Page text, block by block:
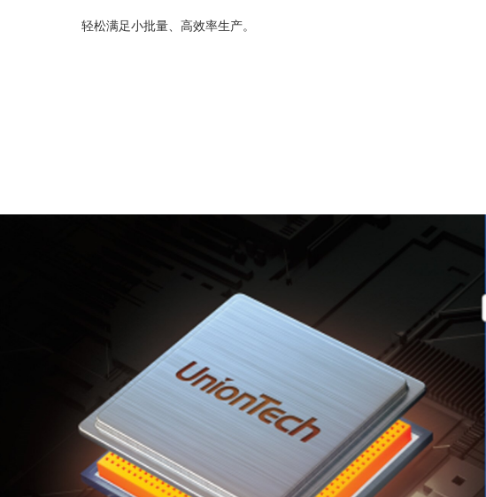
轻松满足小批量、高效率生产。